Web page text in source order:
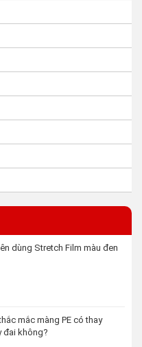
dùng Stretch Film màu đen
mắc màng PE có thay
đai không?